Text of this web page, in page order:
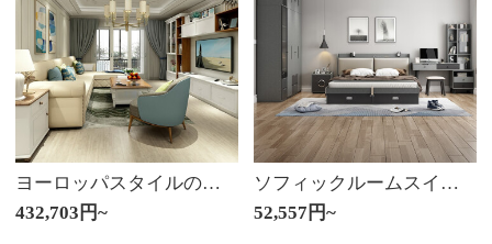
ヨーロッパスタイルの部屋全体の家具の棚をカスタマイズし、木門バスルームの棚をカスタマイズしました。バイカル湖の畔全屋コースです。
432,703円~
ソフィックルームスイート北欧シンプル家具多機能ダブルベッドドアタンス化粧台セットベッド+マットレス+マットレスセット*1+4ドアのクローゼットプラスサイドキャビネット+化粧台のベンチ1.8メートルベッド
52,557円~